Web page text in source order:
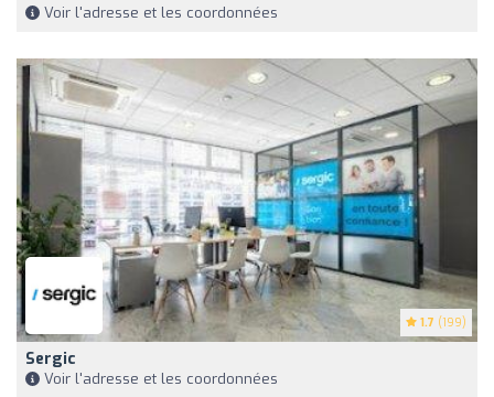
Voir l'adresse et les coordonnées
1.7 (199)
Sergic
Voir l'adresse et les coordonnées